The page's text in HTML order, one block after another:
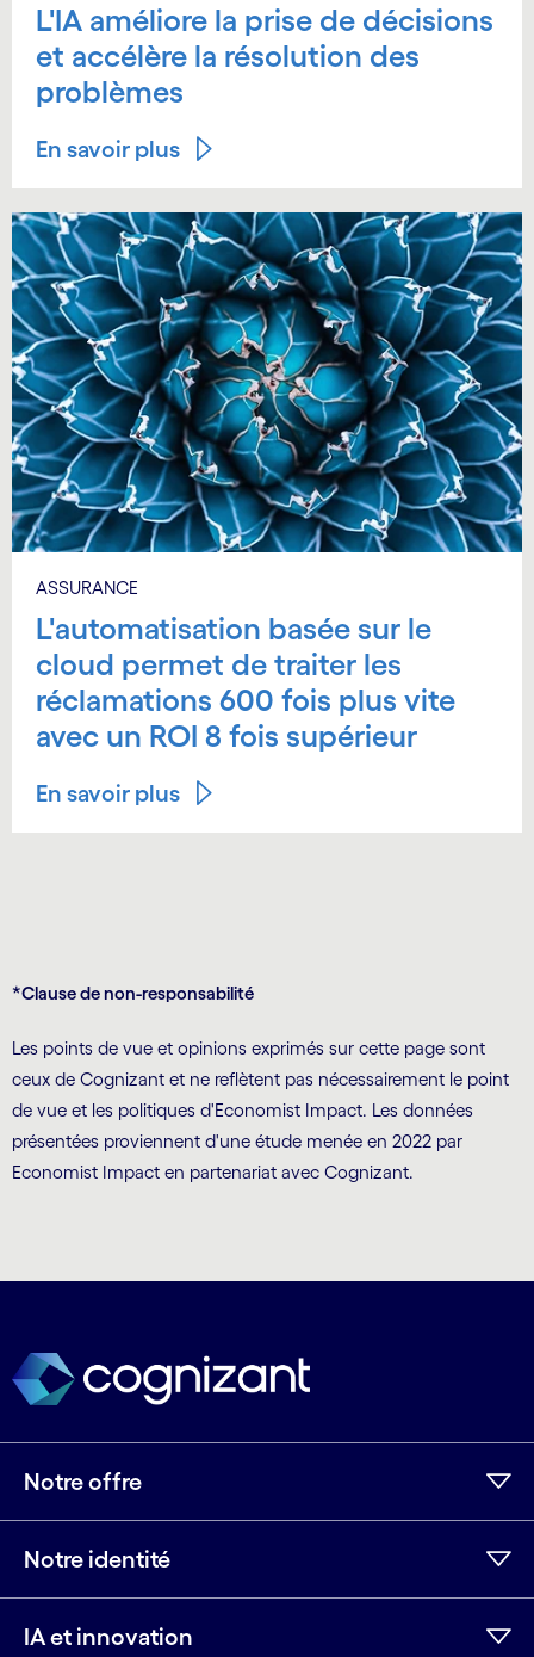
L'IA améliore la prise de décisions
et accélère la résolution des
problèmes
En savoir plus
ASSURANCE
L'automatisation basée sur le
cloud permet de traiter les
réclamations 600 fois plus vite
avec un ROI 8 fois supérieur
En savoir plus
*Clause de non-responsabilité
Les points de vue et opinions exprimés sur cette page sont
ceux de Cognizant et ne reflètent pas nécessairement le point
de vue et les politiques d'Economist Impact. Les données
présentées proviennent d'une étude menée en 2022 par
Economist Impact en partenariat avec Cognizant.
Notre offre
Notre identité
IA et innovation